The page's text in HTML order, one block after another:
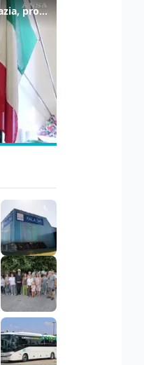
La fibra aiuta l'IA ad abbattere la burocrazia, progetto pilota in Veneto